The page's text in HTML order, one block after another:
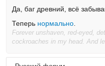
Да, баг древний, всё
Теперь нормально
Forever unshaven, red-eyed,
cockroaches in my head. And